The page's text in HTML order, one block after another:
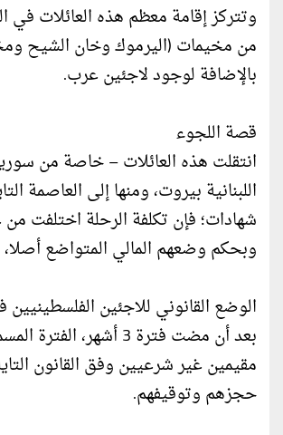
وتتركز إقامة معظم هذه العائلات في
بالإضافة لوجود لاجئين عرب.
قصة اللجوء
انتقلت هذه العائلات – خاصة من
اللبنانية بيروت، ومنها إلى العاصمة
وبحكم وضعهم المالي المتواضع أصلا،
الوضع القانوني للاجئين الفلسطينيين
بعد أن مضت فترة 3
مقيمين غير شرعيين وفق القانون
حجزهم وتوقيفهم.